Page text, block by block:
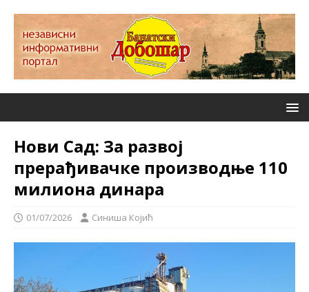
Нови Сад: За развој
прерађивачке производње 110
милиона динара
01/07/2026 Синиша Којић